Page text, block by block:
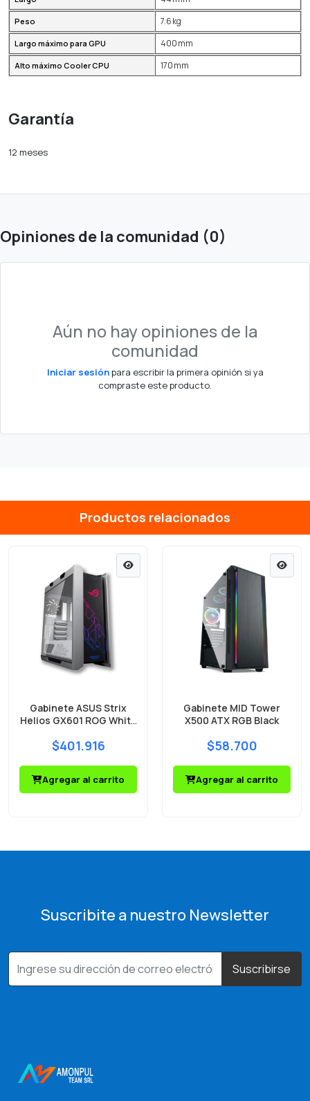
Peso 7.6 kg
Largo máximo para GPU 400 mm
Alto máximo Cooler CPU 170 mm
Garantía
12 meses
Opiniones de la comunidad (0)
Aún no hay opiniones de la
comunidad
Iniciar sesiónpara escribir la primera opinión si ya
compraste este producto.
Productos relacionados
Gabinete ASUS Strix
Helios GX601 ROG White
Vidrio Templado
$401.916
Agregar al carrito
Gabinete MID Tower
X500 ATX RGB Black
$58.700
Agregar al carrito
Suscribite a nuestro Newsletter
Suscribirse